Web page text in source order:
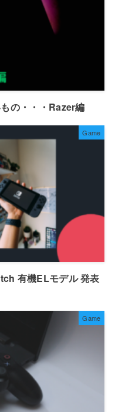
の・・・Razer編
Game
有機ELモデル 発表
Game